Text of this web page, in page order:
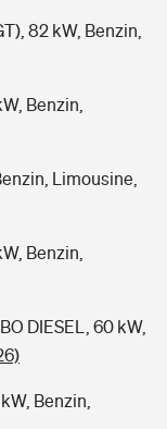
82 kW, Benzin,
Benzin,
Limousine,
Benzin,
DIESEL, 60 kW,
Benzin,